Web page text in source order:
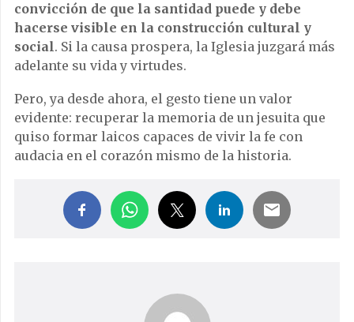
convicción de que la santidad puede y debe
hacerse visible en la construcción cultural y
social. Si la causa prospera, la Iglesia juzgará más
adelante su vida y virtudes.
Pero, ya desde ahora, el gesto tiene un valor
evidente: recuperar la memoria de un jesuita que
quiso formar laicos capaces de vivir la fe con
audacia en el corazón mismo de la historia.